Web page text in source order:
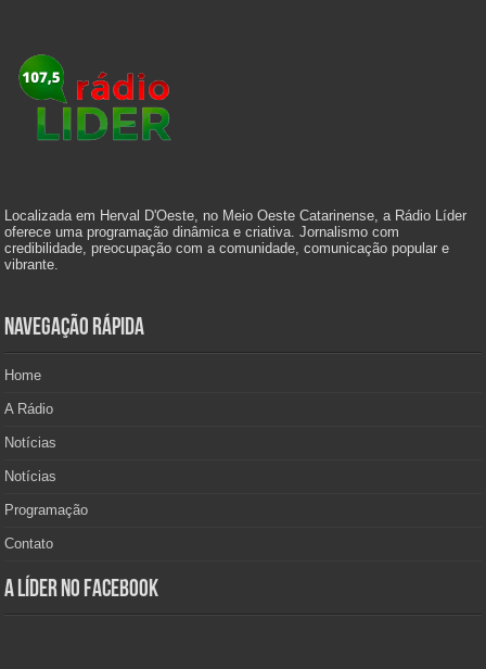
Localizada em Herval D'Oeste, no Meio Oeste Catarinense, a Rádio Líder
oferece uma programação dinâmica e criativa. Jornalismo com
credibilidade, preocupação com a comunidade, comunicação popular e
vibrante.
Navegação Rápida
Home
A Rádio
Notícias
Notícias
Programação
Contato
A Líder no Facebook